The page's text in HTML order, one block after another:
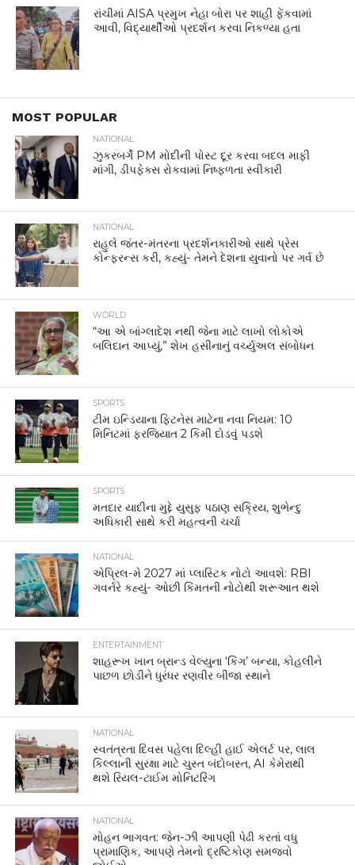
રાંચીમાં AISA પ્રમુખ નેહા બોરા પર શાહી ફેંકવામાં
આવી, વિદ્યાર્થીઓ પ્રદર્શન કરવા નિકળ્યા હતા
MOST POPULAR
NATIONAL
ઝુકરબર્ગે PM મોદીની પોસ્ટ દૂર કરવા બદલ માફી
માંગી, ડીપફેક્સ રોકવામાં નિષ્ફળતા સ્વીકારી
NATIONAL
રાહુલે જંતર-મંતરના પ્રદર્શનકારીઓ સાથે પ્રેસ
કોન્ફરન્સ કરી, કહ્યું- તેમને દેશના યુવાનો પર ગર્વ છે
WORLD
“આ એ બાંગ્લાદેશ નથી જેના માટે લાખો લોકોએ
બલિદાન આપ્યું,” શેખ હસીનાનું વર્ચ્યુઅલ સંબોધન
SPORTS
ટીમ ઇન્ડિયાના ફિટનેસ માટેના નવા નિયમ: 10
મિનિટમાં ફરજિયાત 2 કિમી દોડવું પડશે
SPORTS
મતદાર યાદીના મુદ્દે યુસુફ પઠાણ સક્રિય, શુભેન્દુ
અધિકારી સાથે કરી મહત્વની ચર્ચા
NATIONAL
એપ્રિલ-મે 2027 માં પ્લાસ્ટિક નોટો આવશે: RBI
ગવર્નરે કહ્યું- ઓછી કિંમતની નોટોથી શરૂઆત થશે
ENTERTAINMENT
શાહરૂખ ખાન બ્રાન્ડ વેલ્યુના ‘કિંગ’ બન્યા, કોહલીને
પાછળ છોડીને ધુરંધર રણવીર બીજા સ્થાને
NATIONAL
સ્વતંત્રતા દિવસ પહેલા દિલ્હી હાઈ એલર્ટ પર, લાલ
કિલ્લાની સુરક્ષા માટે ચુસ્ત બંદોબસ્ત, AI કેમેરાથી
થશે રિયલ-ટાઈમ મોનિટરિંગ
NATIONAL
મોહન ભાગવત: જેન-ઝી આપણી પેઢી કરતાં વધુ
પ્રામાણિક, આપણે તેમનો દ્રષ્ટિકોણ સમજવો